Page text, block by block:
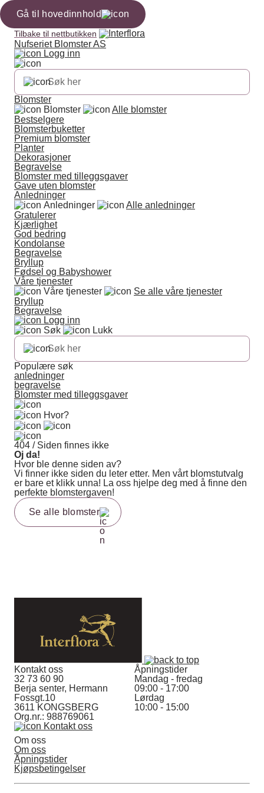
Gå til hovedinnhold
Tilbake til nettbutikken
Nufseriet Blomster AS
Logg inn
Blomster
Blomster
Alle blomster
Bestselgere
Blomsterbuketter
Premium blomster
Planter
Dekorasjoner
Begravelse
Blomster med tilleggsgaver
Gave uten blomster
Anledninger
Anledninger
Alle anledninger
Gratulerer
Kjærlighet
God bedring
Kondolanse
Begravelse
Bryllup
Fødsel og Babyshower
Våre tjenester
Våre tjenester
Se alle våre tjenester
Bryllup
Begravelse
Logg inn
Søk
Lukk
Populære søk
anledninger
begravelse
Blomster med tilleggsgaver
Hvor?
404 / Siden finnes ikke
Oj da!
Hvor ble denne siden av?
Vi finner ikke siden du leter etter. Men vårt blomstutvalg
er bare et klikk unna! La oss hjelpe deg med å finne den
perfekte blomstergaven!
Se alle blomster
Kontakt oss
32 73 60 90
Berja senter, Hermann
Fossgt.10
3611 KONGSBERG
Org.nr.: 988769061
Kontakt oss
Åpningstider
Mandag - fredag
09:00 - 17:00
Lørdag
10:00 - 15:00
Om oss
Om oss
Åpningstider
Kjøpsbetingelser